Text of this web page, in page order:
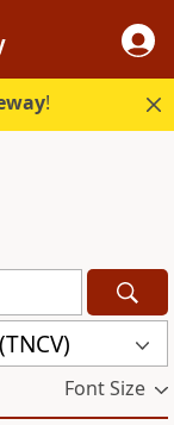
!
Font Size